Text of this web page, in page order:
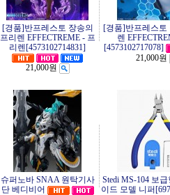
[경품]반프레스토 장송의
프리렌 EFFECTREME - 프
리렌[4573102714831]
21,000원
[경품]반프레스토
렌
[4573102717078]
21,000원
슈퍼노바 SNAA 원탁기사
단 베디비어
Stedi MS-104 보
이드 모델 니퍼